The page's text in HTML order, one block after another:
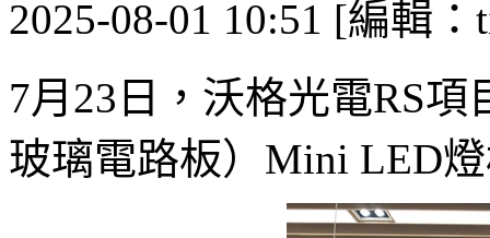
2025-08-01 10:51 [編輯：
7月23日，沃格光電RS項
玻璃電路板）Mini LED